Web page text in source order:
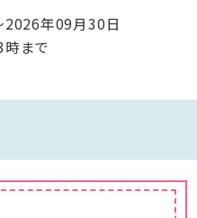
2026年09月30日
まで